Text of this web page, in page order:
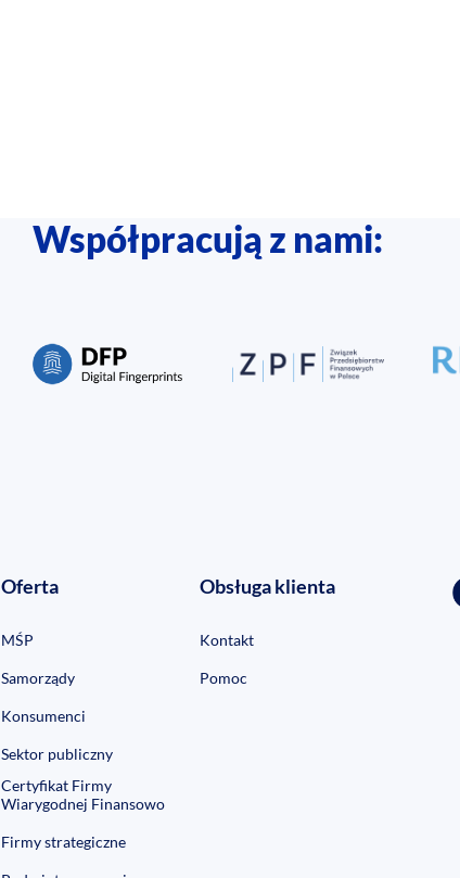
Współpracują z nami:
Oferta
MŚP
Samorządy
Konsumenci
Sektor publiczny
Certyfikat Firmy
Wiarygodnej Finansowo
Firmy strategiczne
Obsługa klienta
Kontakt
Pomoc